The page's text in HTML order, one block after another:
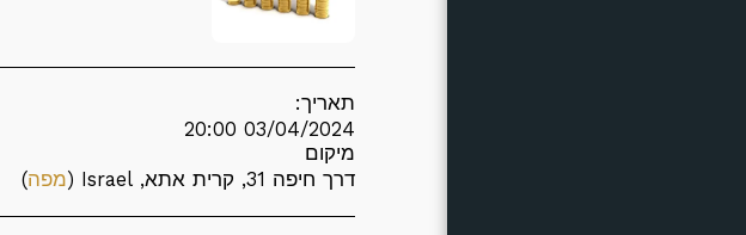
תאריך:
03/04/2024 20:00
מיקום
דרך חיפה 31, קרית אתא, Israel (
מפה)